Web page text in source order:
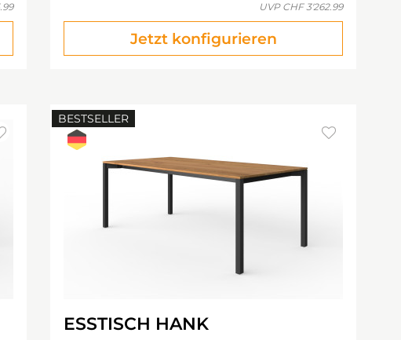
UVP CHF 3'262.99
Jetzt konfigurieren
BESTSELLER
ESSTISCH HANK